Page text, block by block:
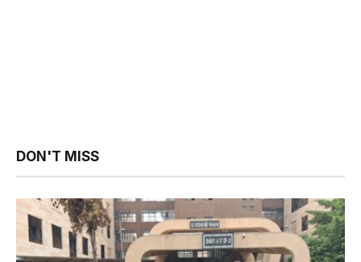
DON'T MISS